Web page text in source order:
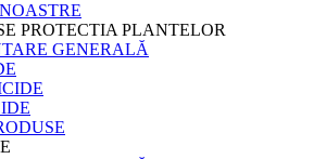
PROTECTIA PLANTELOR
GENERALĂ